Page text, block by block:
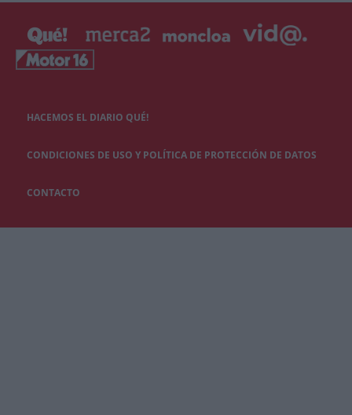
HACEMOS EL DIARIO QUÉ!
CONDICIONES DE USO Y POLÍTICA DE PROTECCIÓN DE DATOS
CONTACTO